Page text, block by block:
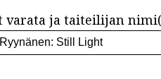
varata ja taiteilijan